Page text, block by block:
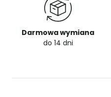
Darmowa wymiana
do 14 dni